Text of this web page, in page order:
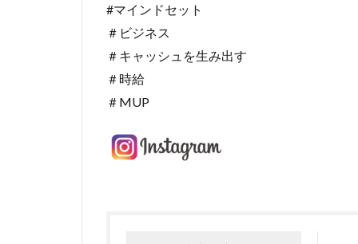
#マインドセット
＃ビジネス
＃キャッシュを生み出す
＃時給
＃MUP